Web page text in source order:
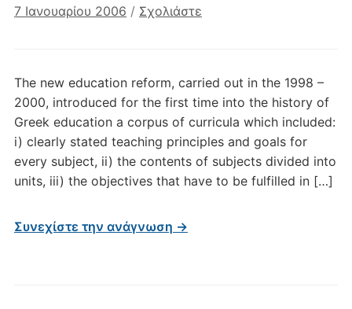
7 Ιανουαρίου 2006 / Σχολιάστε
The new education reform, carried out in the 1998 –
2000, introduced for the first time into the history of
Greek education a corpus of curricula which included:
i) clearly stated teaching principles and goals for
every subject, ii) the contents of subjects divided into
units, iii) the objectives that have to be fulfilled in […]
Συνεχίστε την ανάγνωση →